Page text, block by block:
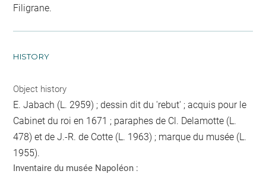
Filigrane.
HISTORY
Object history
E. Jabach (L. 2959) ; dessin dit du 'rebut' ; acquis pour le
Cabinet du roi en 1671 ; paraphes de Cl. Delamotte (L.
478) et de J.-R. de Cotte (L. 1963) ; marque du musée (L.
1955).
Inventaire du musée Napoléon :